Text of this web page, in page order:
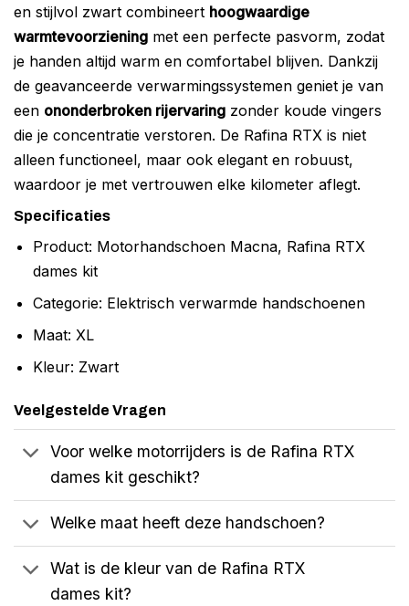
en stijlvol zwart combineert hoogwaardige
warmtevoorziening met een perfecte pasvorm, zodat
je handen altijd warm en comfortabel blijven. Dankzij
de geavanceerde verwarmingssystemen geniet je van
een ononderbroken rijervaring zonder koude vingers
die je concentratie verstoren. De Rafina RTX is niet
alleen functioneel, maar ook elegant en robuust,
waardoor je met vertrouwen elke kilometer aflegt.
Specificaties
Product: Motorhandschoen Macna, Rafina RTX
dames kit
Categorie: Elektrisch verwarmde handschoenen
Maat: XL
Kleur: Zwart
Veelgestelde Vragen
Voor welke motorrijders is de Rafina RTX
dames kit geschikt?
Welke maat heeft deze handschoen?
Wat is de kleur van de Rafina RTX
dames kit?